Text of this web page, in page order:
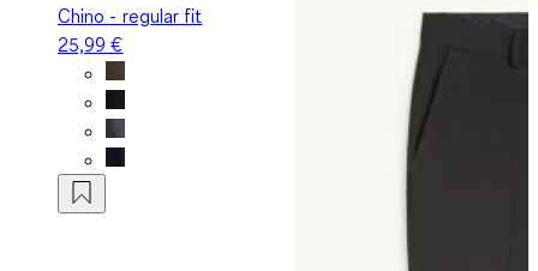
Chino - regular fit
25,99 €